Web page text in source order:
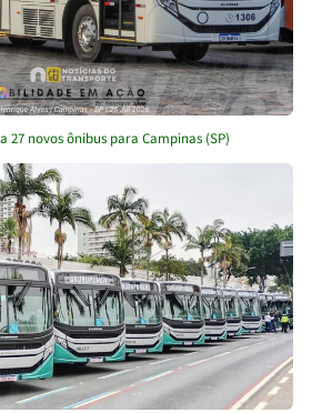
27 novos ônibus para Campinas (SP)